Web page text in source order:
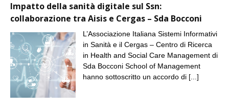
Impatto della sanità digitale sul Ssn:
collaborazione tra Aisis e Cergas – Sda Bocconi
L’Associazione Italiana Sistemi Informativi
in Sanità e il Cergas – Centro di Ricerca
in Health and Social Care Management di
Sda Bocconi School of Management
hanno sottoscritto un accordo di [...]